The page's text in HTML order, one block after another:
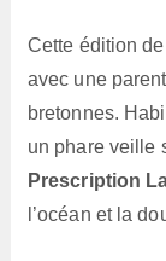
Cette édition
avec une
bretonnes.
un phare veille
Prescription
l’océan et la